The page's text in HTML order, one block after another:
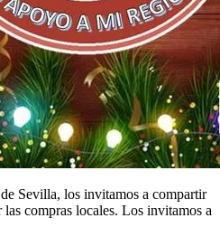
Sevilla, los invitamos a compartir
las compras locales. Los invitamos a